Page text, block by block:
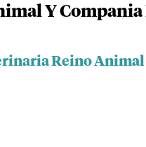
Y Compania
Reino